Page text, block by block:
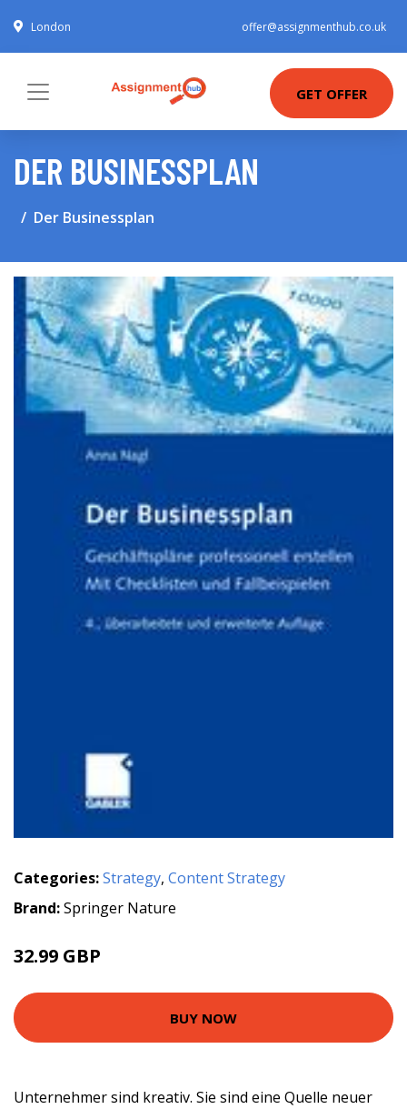
London offer@assignmenthub.co.uk
GET OFFER
DER BUSINESSPLAN
Der Businessplan
Categories:Strategy, Content Strategy
Brand:Springer Nature
32.99 GBP
BUY NOW
Unternehmer sind kreativ. Sie sind eine Quelle neuer